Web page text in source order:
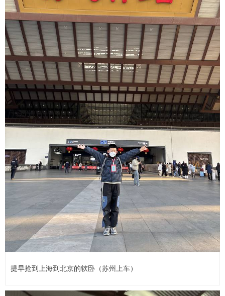
提早抢到上海到北京的软卧（苏州上车）